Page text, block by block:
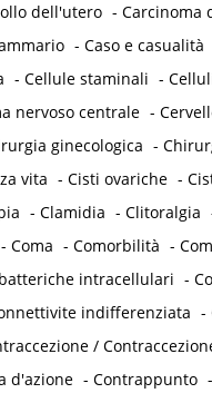
dell'utero - Carcinoma
- Caso e casualità
- Cellule staminali -
nervoso centrale -
ginecologica -
vita - Cisti ovariche -
- Clamidia - Clitoralgia
- Coma - Comorbilità -
intracellulari -
indifferenziata -
/
d'azione - Contrappunto -